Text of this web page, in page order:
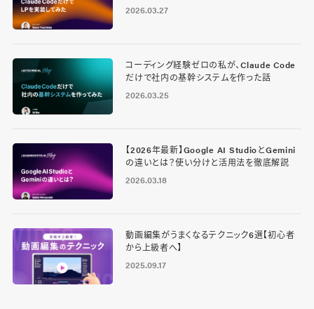
2026.03.27
コーディング経験ゼロの私が、Claude Code
だけで社内の基幹システムを作った話
2026.03.25
【2026年最新】Google AI StudioとGemini
の違いとは？使い分けと活用法を徹底解説
2026.03.18
動画編集がうまくなるテクニック6選【初心者
から上級者へ】
2025.09.17